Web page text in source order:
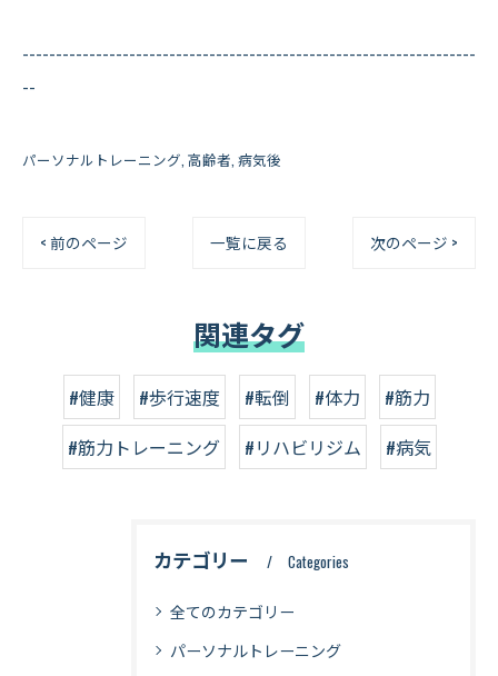
--------------------------------------------------------------------
--
パーソナルトレーニング 高齢者 病気後
< 前のページ 一覧に戻る 次のページ >
関連タグ
#健康 #歩行速度 #転倒 #体力
#筋力
#筋力トレーニング
#リハビリジム #病気
カテゴリー Categories
全てのカテゴリー
パーソナルトレーニング